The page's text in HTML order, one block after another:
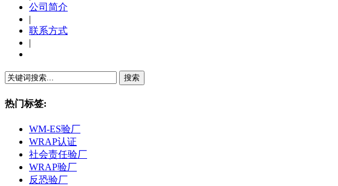
公司简介
|
联系方式
|
热门标签:
WM-ES验厂
WRAP认证
社会责任验厂
WRAP验厂
反恐验厂